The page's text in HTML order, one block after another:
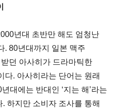
년대 초반만 해도 엄청난
. 80년대까지 일본 맥주
받던 아사히가 드라마틱한
다. 아사히라는 단어는 원래
대에는 반대인 ‘지는 해’라는
하지만 소비자 조사를 통해